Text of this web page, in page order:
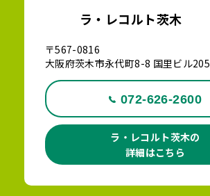
ラ・レコルト茨木
〒567-0816
大阪府茨木市永代町8-8 国里ビル205
072-626-2600
ラ・レコルト茨木の
詳細はこちら